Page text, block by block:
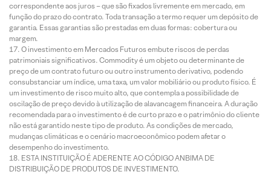
correspondente aos juros – que são fixados livremente em mercado, em
função do prazo do contrato. Toda transação a termo requer um depósito de
garantia. Essas garantias são prestadas em duas formas: cobertura ou
margem.
O investimento em Mercados Futuros embute riscos de perdas
patrimoniais significativos. Commodity é um objeto ou determinante de
preço de um contrato futuro ou outro instrumento derivativo, podendo
consubstanciar um índice, uma taxa, um valor mobiliário ou produto físico. É
um investimento de risco muito alto, que contempla a possibilidade de
oscilação de preço devido à utilização de alavancagem financeira. A duração
recomendada para o investimento é de curto prazo e o patrimônio do cliente
não está garantido neste tipo de produto. As condições de mercado,
mudanças climáticas e o cenário macroeconômico podem afetar o
desempenho do investimento.
ESTA INSTITUIÇÃO É ADERENTE AO CÓDIGO ANBIMA DE
DISTRIBUIÇÃO DE PRODUTOS DE INVESTIMENTO.